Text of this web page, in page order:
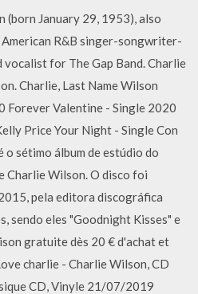
(born January 29, 1953), also
American R&B singer-songwriter-
for The Gap Band. Charlie
Charlie, Last Name Wilson
Forever Valentine - Single 2020
Price Your Night - Single Con
o sétimo álbum de estúdio do
Charlie Wilson. O disco foi
pela editora discográfica
sendo eles "Goodnight Kisses" e
gratuite dès 20 € d'achat et
charlie - Charlie Wilson, CD
CD, Vinyle 21/07/2019